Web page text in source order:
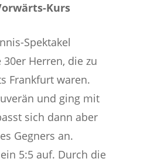
Kurs
Spektakel
Herren, die zu
Frankfurt waren.
und ging mit
sich dann aber
Gegners an.
5:5 auf. Durch die